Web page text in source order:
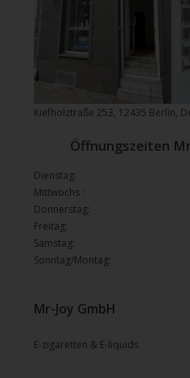
Mr-Joy GmbH
E-zigaretten & E-liquids
Kiefholztraße 253, 12435 Berlin,
Öffnungszeiten
Dienstag:
Mittwochs :
Donnerstag:
Freitag:
Samstag:
Sonntag/Montag: